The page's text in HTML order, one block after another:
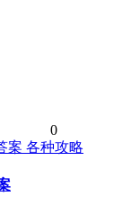
0
各种攻略